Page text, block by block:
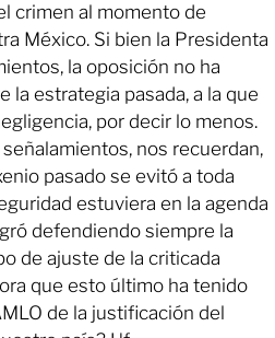
crimen al momento de
México. Si bien la Presidenta
la oposición no ha
la estrategia pasada, a la que
por decir lo menos.
nos recuerdan,
pasado se evitó a toda
estuviera en la agenda
defendiendo siempre la
de ajuste de la criticada
que esto último ha tenido
de la justificación del